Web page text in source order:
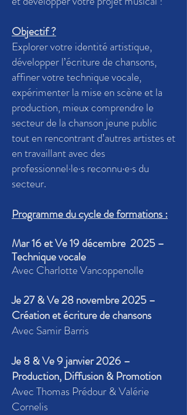
Objectif ?
Explorer votre identité artistique,
développer l’écriture de chansons,
affiner votre technique vocale,
expérimenter la mise en scène et la
production, mieux comprendre le
secteur de la chanson jeune public
tout en rencontrant d’autres artistes et
en travaillant avec des
professionnel·le·s reconnu·e·s du
secteur.
Programme du cycle de formations :
Mar 16 et Ve 19décembre 2025 –
Technique vocale
Avec Charlotte Vancoppenolle
Je 27 & Ve 28 novembre 2025 –
Création et écriture de chansons
Avec Samir Barris
Je 8 & Ve 9 janvier 2026 –
Production, Diffusion & Promotion
Avec Thomas Prédour & Valérie
Cornelis